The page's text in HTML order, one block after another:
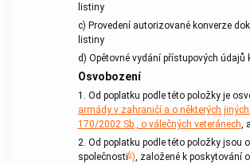
listiny
c) Provedení autorizované konverze
listiny
d) Opětovné vydání přístupových údajů
Osvobození
1. Od poplatku podle této položky je
armády v zahraničí a o některých
170/2002 Sb., o válečných veteránech,
2. Od poplatku podle této položky jsou
společnosti6), založené k poskytování